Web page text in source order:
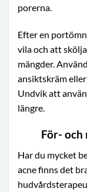
porerna.
Efter en
vila och att
mängder.
ansiktskräm
Undvik att
längre.
För- och
Har du mycket
acne finns det